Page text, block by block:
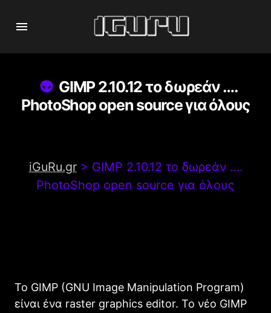
GIMP 2.10.12 το δωρεάν ….
PhotoShop open source για όλους
iGuRu.gr> GIMP 2.10.12 το δωρεάν ….
PhotoShop open source για όλους
Το GIMP (GNU Image Manipulation Program)
είναι ένα raster graphics editor. Το νέο GIMP